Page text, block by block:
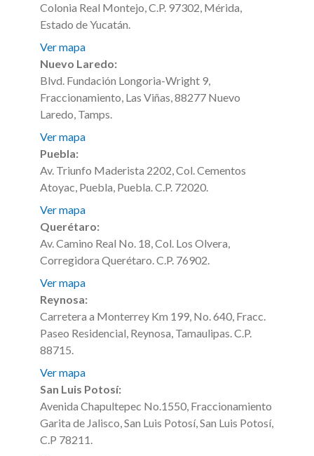
Colonia Real Montejo, C.P. 97302, Mérida,
Estado de Yucatán.
Ver mapa
Nuevo Laredo:
Blvd. Fundación Longoria-Wright 9,
Fraccionamiento, Las Viñas, 88277 Nuevo
Laredo, Tamps.
Ver mapa
Puebla:
Av. Triunfo Maderista 2202, Col. Cementos
Atoyac, Puebla, Puebla. C.P. 72020.
Ver mapa
Querétaro:
Av. Camino Real No. 18, Col. Los Olvera,
Corregidora Querétaro. C.P. 76902.
Ver mapa
Reynosa:
Carretera a Monterrey Km 199, No. 640, Fracc.
Paseo Residencial, Reynosa, Tamaulipas. C.P.
88715.
Ver mapa
San Luis Potosí:
Avenida Chapultepec No.1550, Fraccionamiento
Garita de Jalisco, San Luis Potosí, San Luis Potosí,
C.P 78211.